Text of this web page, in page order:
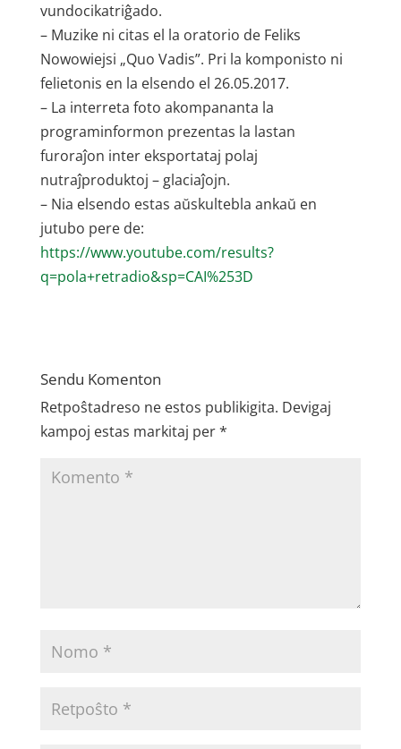
vundocikatriĝado.
– Muzike ni citas el la oratorio de Feliks
Nowowiejsi „Quo Vadis”. Pri la komponisto ni
felietonis en la elsendo el 26.05.2017.
– La interreta foto akompananta la
programinformon prezentas la lastan
furoraĵon inter eksportataj polaj
nutraĵproduktoj – glaciaĵojn.
– Nia elsendo estas aŭskultebla ankaŭ en
jutubo pere de:
https://www.youtube.com/results?
q=pola+retradio&sp=CAI%253D
Sendu Komenton
Retpoŝtadreso ne estos publikigita. Devigaj
kampoj estas markitaj per*